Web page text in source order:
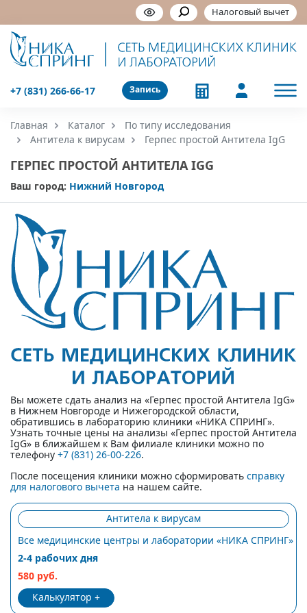
Налоговый вычет
Запись
+7 (831) 266-66-17
Главная Каталог
По типу исследования
Антитела к вирусам
Герпес простой Антитела IgG
ГЕРПЕС ПРОСТОЙ АНТИТЕЛА IGG
Ваш город: Нижний Новгород
Вы можете сдать анализ на «Герпес простой Антитела IgG»
в Нижнем Новгороде и Нижегородской области,
обратившись в лабораторию клиники «НИКА СПРИНГ».
Узнать точные цены на анализы «Герпес простой Антитела
IgG» в ближайшем к Вам филиале клиники можно по
телефону +7 (831) 26-00-226.
После посещения клиники можно сформировать справку
для налогового вычета на нашем сайте.
Антитела к вирусам
Все медицинские центры и лаборатории «НИКА СПРИНГ»
2-4 рабочих дня
580 руб.
Калькулятор